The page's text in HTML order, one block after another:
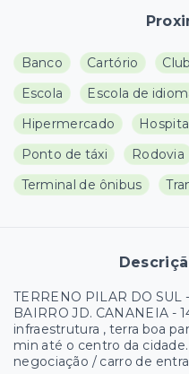
Banco Cartório
Escola
Escola de
Hipermercado
Ponto de táxi
Rodovia
Terminal de ônibus
TERRENO PILAR DO SUL
BAIRRO JD. CANANEIA -
infraestrutura , terra boa
min até o centro da
negociação / carro de